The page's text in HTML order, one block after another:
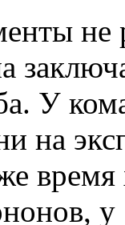
не
У
на